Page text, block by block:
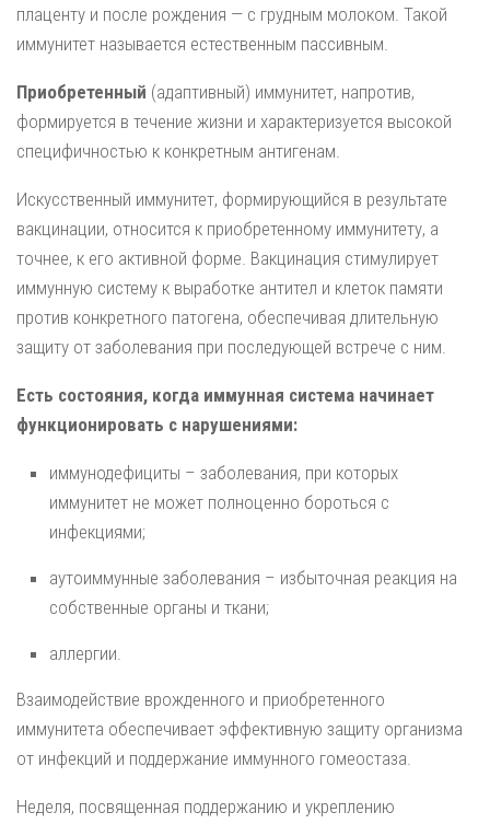
плаценту и после рождения — с грудным молоком. Такой
иммунитет называется естественным пассивным.
Приобретенный (адаптивный) иммунитет, напротив,
формируется в течение жизни и характеризуется высокой
специфичностью к конкретным антигенам.
Искусственный иммунитет, формирующийся в результате
вакцинации, относится к приобретенному иммунитету, а
точнее, к его активной форме. Вакцинация стимулирует
иммунную систему к выработке антител и клеток памяти
против конкретного патогена, обеспечивая длительную
защиту от заболевания при последующей встрече с ним.
Есть состояния, когда иммунная система начинает
функционировать с нарушениями:
иммунодефициты – заболевания, при которых
иммунитет не может полноценно бороться с
инфекциями;
аутоиммунные заболевания – избыточная реакция на
собственные органы и ткани;
аллергии.
Взаимодействие врожденного и приобретенного
иммунитета обеспечивает эффективную защиту организма
от инфекций и поддержание иммунного гомеостаза.
Неделя, посвященная поддержанию и укреплению